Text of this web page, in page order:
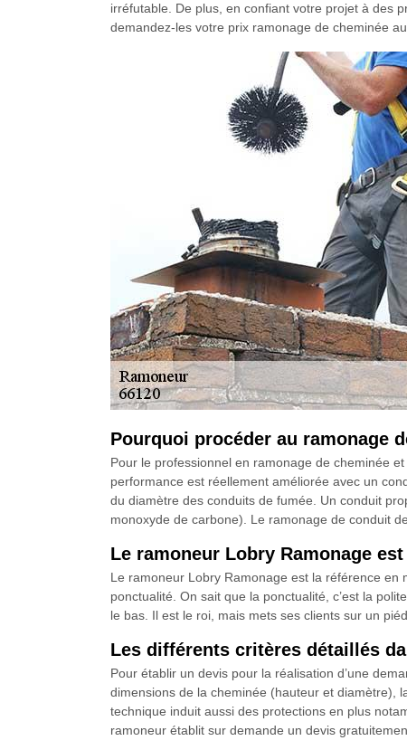
irréfutable. De plus, en confiant votre projet à des
demandez-les votre prix ramonage de cheminée
Pourquoi procéder au ramonage
Pour le professionnel en ramonage de cheminée
performance est réellement améliorée avec un
du diamètre des conduits de fumée. Un conduit
monoxyde de carbone). Le ramonage de conduit
Le ramoneur Lobry Ramonage
Le ramoneur Lobry Ramonage est la référence
ponctualité. On sait que la ponctualité, c’est la
le bas. Il est le roi, mais mets ses clients sur un
Les différents critères détaillés
Pour établir un devis pour la réalisation d’une
dimensions de la cheminée (hauteur et diamètre),
technique induit aussi des protections en plus
ramoneur établit sur demande un devis